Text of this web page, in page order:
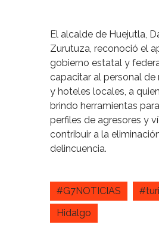
El alcalde de Huejutla,
Zurutuza, reconoció el
gobierno estatal y
capacitar al personal de
y hoteles locales, a
brindo herramientas
perfiles de agresores y
contribuir a la
delincuencia.
#G7NOTICIAS
Hidalgo